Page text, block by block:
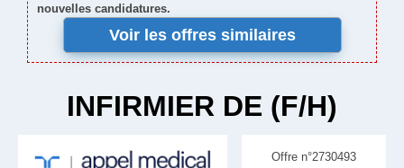
nouvelles candidatures.
Voir les offres similaires
INFIRMIER DE (F/H)
Offre n°2730493